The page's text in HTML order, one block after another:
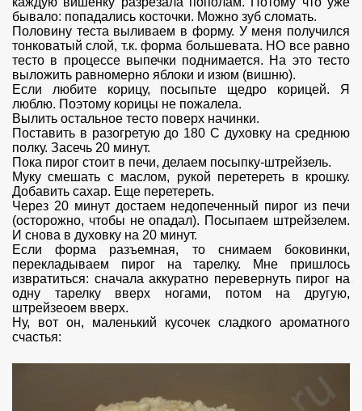
бывало: попадались косточки. Можно зуб сломать.
Половину теста выливаем в форму. У меня получился
тонковатый слой, т.к. форма большевата. НО все равно
тесто в процессе выпечки поднимается. На это тесто
выложить равномерно яблоки и изюм (вишню).
Если любите корицу, посыпьте щедро корицей. Я
люблю. Поэтому корицы не пожалела.
Вылить остальное тесто поверх начинки.
Поставить в разогретую до 180 С духовку на среднюю
полку. Засечь 20 минут.
Пока пирог стоит в печи, делаем посыпку-штрейзель.
Муку смешать с маслом, рукой перетереть в крошку.
Добавить сахар. Еще перетереть.
Через 20 минут достаем недопеченный пирог из печи
(осторожно, чтобы не опадал). Посыпаем штрейзелем.
И снова в духовку на 20 минут.
Если форма разъемная, то снимаем боковинки,
перекладываем пирог на тарелку. Мне пришлось
извратиться: сначала аккуратно перевернуть пирог на
одну тарелку вверх ногами, потом на другую,
штрейзеоем вверх.
Ну, вот он, маленький кусочек сладкого ароматного
счастья: